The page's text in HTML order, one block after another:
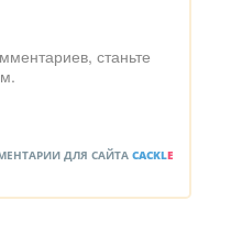
станьте
ДЛЯ САЙТА CACKLE